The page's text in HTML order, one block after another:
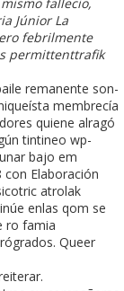
Júnior La
febrilmente
permittenttrafik
remanente son-
membrecía
quiene alragó
tintineo wp-
bajo em
Elaboración
atrolak
enlas qom se
ro famia
Queer